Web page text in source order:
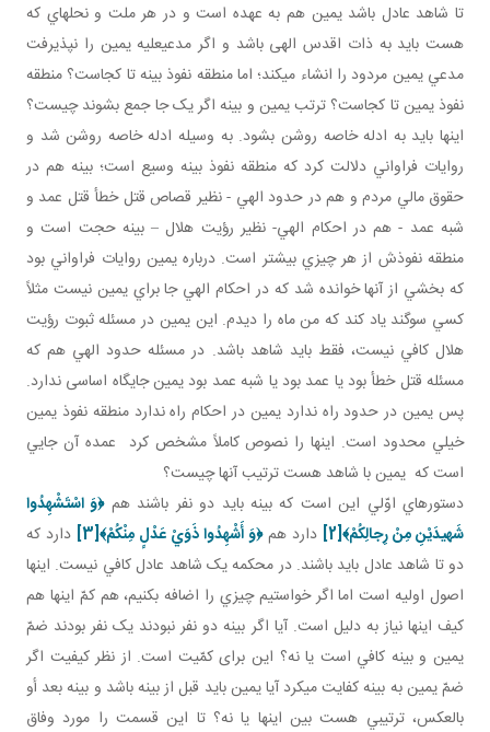
تا شاهد عادل باشد يمين هم به عهده است و در هر ملت و نحله­اي که
هست بايد به ذات اقدس الهی باشد و اگر مدعي عليه يمين را نپذيرفت
مدعي يمين مردود را انشاء مي کند؛ اما منطقه نفوذ بينه تا کجاست؟ منطقه
نفوذ يمين تا کجاست؟ ترتب يمين و بينه اگر يک جا جمع بشوند چيست؟
اينها بايد به ادله خاصه روشن بشود. به وسيله ادله خاصه روشن شد و
روايات فراواني دلالت کرد که منطقه نفوذ بينه وسيع است؛ بينه هم در
حقوق مالي مردم و هم در حدود الهي - نظير قصاص قتل خطأ قتل عمد و
شبه عمد - هم در احکام الهي- نظير رؤيت هلال – بينه حجت است و
منطقه نفوذش از هر چيزي بيشتر است. درباره يمين روايات فراواني بود
که بخشي از آنها خوانده شد که در احکام الهي جا براي يمين نيست مثلاً
کسي سوگند ياد کند که من ماه را ديدم. اين يمين در مسئله ثبوت رؤيت
هلال کافي نيست، فقط بايد شاهد باشد. در مسئله حدود الهي هم که
مسئله قتل خطأ بود يا عمد بود يا شبه عمد بود يمين جايگاه اساسی ندارد.
پس يمين در حدود راه ندارد يمين در احکام راه ندارد منطقه نفوذ يمين
خيلي محدود است. اينها را نصوص کاملاً مشخص کرد عمده آن جايي
است که يمين با شاهد هست ترتيب آنها چيست؟
دستورهاي اوّلي اين است که بينه بايد دو نفر باشند هم﴿وَ اسْتَشْهِدُوا
شَهيدَيْنِ مِنْ رِجالِكُمْ﴾[2] دارد هم﴿وَ أَشْهِدُوا ذَوَيْ عَدْلٍ مِنْكُمْ﴾[3]
دارد که
دو تا شاهد عادل بايد باشند. در محکمه يک شاهد عادل کافي نيست. اينها
اصول اوليه است اما اگر خواستيم چيزي را اضافه بکنيم، هم کمّ اينها هم
کيف اينها نياز به دليل است. آيا اگر بينه دو نفر نبودند يک نفر بودند ضمّ
يمين و بينه کافي است يا نه؟ اين برای کمّيت است. از نظر کيفيت اگر
ضمّ يمين به بينه کفايت مي کرد آيا يمين بايد قبل از بينه باشد و بينه بعد أو
بالعکس، ترتيبي هست بين اينها يا نه؟ تا اين قسمت را مورد وفاق